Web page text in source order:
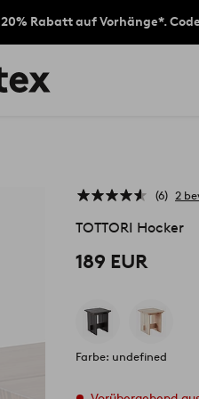
20% Rabatt auf Vorhänge*.
6 2
TOTTORI Hocker
189 EUR
Farbe: undefined